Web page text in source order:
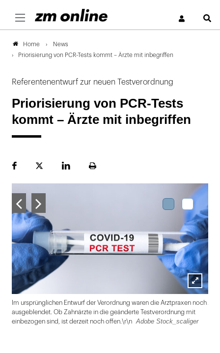
Home
News
Priorisierung von PCR-Tests kommt – Ärzte mit inbegriffen
Referentenentwurf zur neuen Testverordnung
Priorisierung von PCR-Tests
kommt – Ärzte mit inbegriffen
FacebookPlattformLinekdInSeite
Lightbox
öffnen
Im ursprünglichen Entwurf der Verordnung waren die Arztpraxen noch
ausgeblendet. Ob Zahnärzte in die geänderte Testverordnung mit
einbezogen sind, ist derzeit noch offen.\r\n
Adobe Stock_scaliger